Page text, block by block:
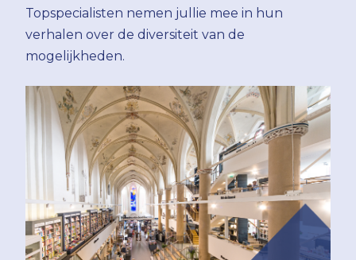
Topspecialisten nemen jullie mee in hun
verhalen over de diversiteit van de
mogelijkheden.